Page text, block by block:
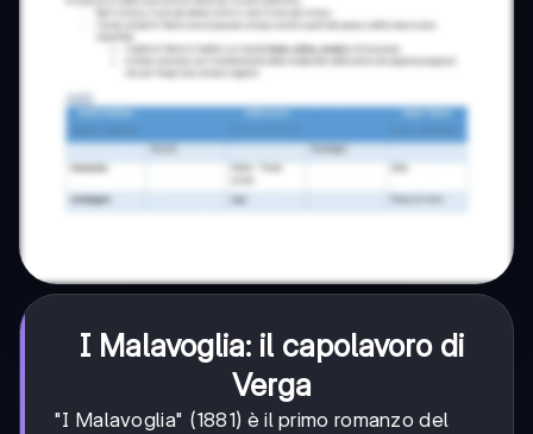
I Malavoglia: il capolavoro di
Verga
"I Malavoglia" (1881) è il primo romanzo del